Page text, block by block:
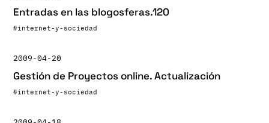
Entradas en las blogosferas.120
#internet-y-sociedad
2009-04-20
Gestión de Proyectos online. Actualización
#internet-y-sociedad